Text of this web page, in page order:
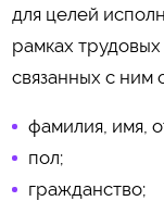
для целей
рамках
связанных с ним
фамилия, имя,
пол;
гражданство;